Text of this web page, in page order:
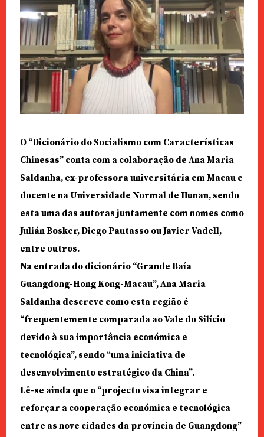
O “Dicionário do Socialismo com Características
Chinesas” conta com a colaboração de Ana Maria
Saldanha, ex-professora universitária em Macau e
docente na Universidade Normal de Hunan, sendo
esta uma das autoras juntamente com nomes como
Julián Bosker, Diego Pautasso ou Javier Vadell,
entre outros.
Na entrada do dicionário “Grande Baía
Guangdong-Hong Kong-Macau”, Ana Maria
Saldanha descreve como esta região é
“frequentemente comparada ao Vale do Silício
devido à sua importância económica e
tecnológica”, sendo “uma iniciativa de
desenvolvimento estratégico da China”.
Lê-se ainda que o “projecto visa integrar e
reforçar a cooperação económica e tecnológica
entre as nove cidades da província de Guangdong”